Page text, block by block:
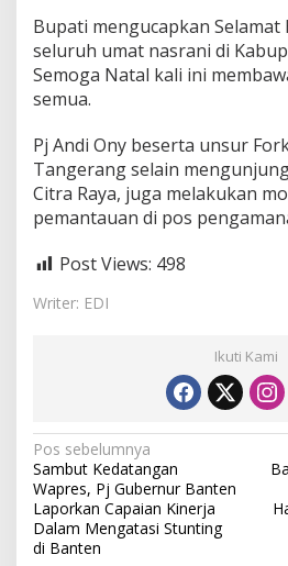
n
T
a
r
a
n
g
a
d
u
s
i
f
Bupati mengucapkan Selamat
seluruh umat nasrani di
Semoga Natal kali ini
semua.
Pj Andi Ony beserta unsur
Tangerang selain
Citra Raya, juga melakukan
pemantauan di pos
Post Views: 498
Writer: EDI
Ikuti Kami
N
a
v
i
Pos sebelumnya
Sambut Kedatangan
Wapres, Pj Gubernur Banten
Laporkan Capaian Kinerja
Dalam Mengatasi Stunting
di Banten